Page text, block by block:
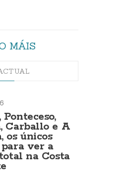
MÁIS
Ponteceso,
Carballo e A
os únicos
ver a
na Costa